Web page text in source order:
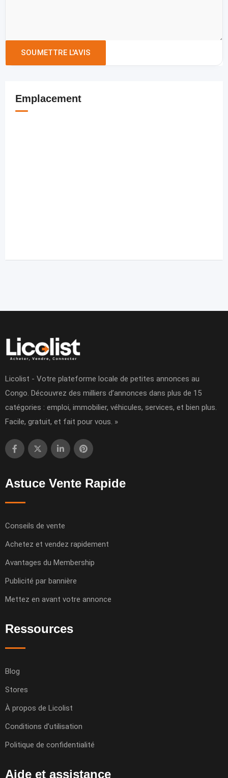
Emplacement
Licolist - Votre plateforme locale de petites annonces au
Congo. Découvrez des milliers d’annonces dans plus de 15
catégories : emploi, immobilier, véhicules, services, et bien plus.
Facile, gratuit, et fait pour vous. »
Astuce Vente Rapide
Conseils de vente
Achetez et vendez rapidement
Avantages du Membership
Publicité par bannière
Mettez en avant votre annonce
Ressources
Blog
Stores
À propos de Licolist
Conditions d’utilisation
Politique de confidentialité
Aide et assistance